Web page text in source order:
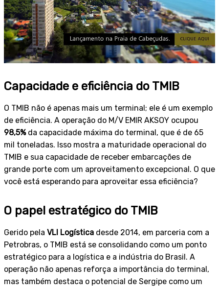
Capacidade e eficiência do TMIB
O TMIB não é apenas mais um terminal; ele é um exemplo
de eficiência. A operação do M/V EMIR AKSOY ocupou
98,5%da capacidade máxima do terminal, que é de 65
mil toneladas. Isso mostra a maturidade operacional do
TMIB e sua capacidade de receber embarcações de
grande porte com um aproveitamento excepcional. O que
você está esperando para aproveitar essa eficiência?
O papel estratégico do TMIB
Gerido pela VLI Logística desde 2014, em parceria com a
Petrobras, o TMIB está se consolidando como um ponto
estratégico para a logística e a indústria do Brasil. A
operação não apenas reforça a importância do terminal,
mas também destaca o potencial de Sergipe como um